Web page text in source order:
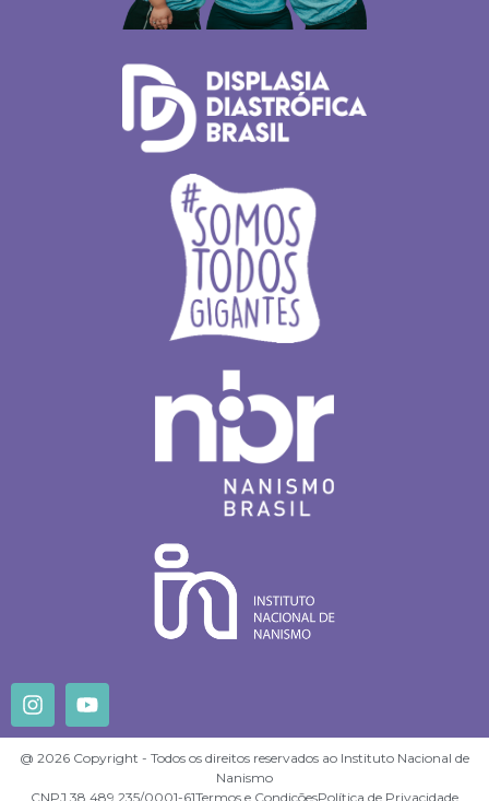
@ 2026 Copyright - Todos os direitos reservados ao Instituto Nacional de
Nanismo
CNPJ 38.489.235/0001-61Termos e CondiçõesPolítica de Privacidade